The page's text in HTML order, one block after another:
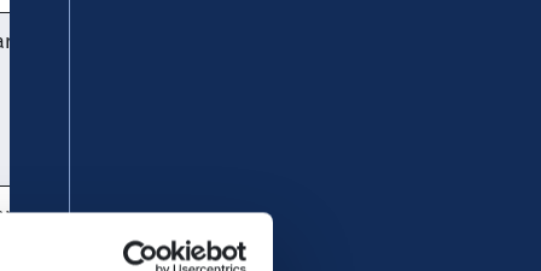
Becker
Becker